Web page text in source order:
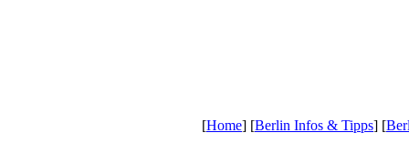
[Home] [Berlin Infos & Tipps] [